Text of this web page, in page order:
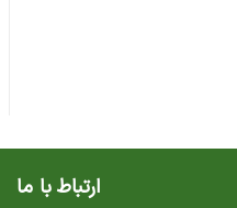
ارتباط با ما